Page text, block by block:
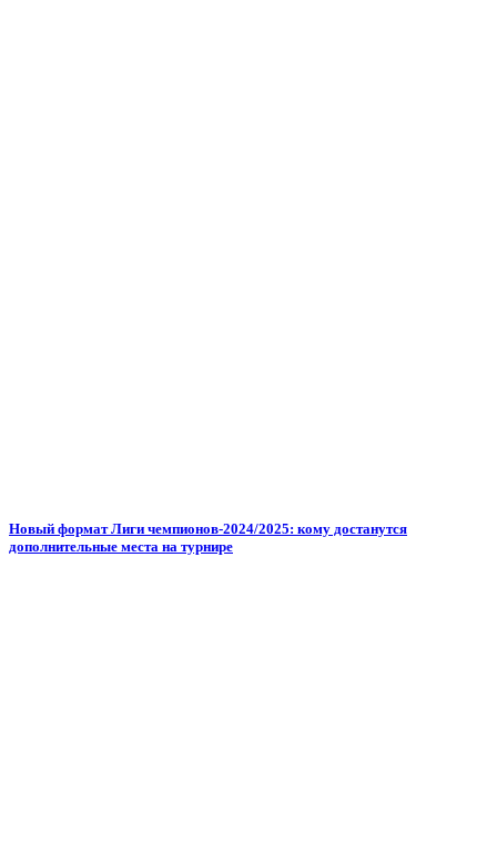
Новый формат Лиги чемпионов-2024/2025: кому достанутся
дополнительные места на турнире